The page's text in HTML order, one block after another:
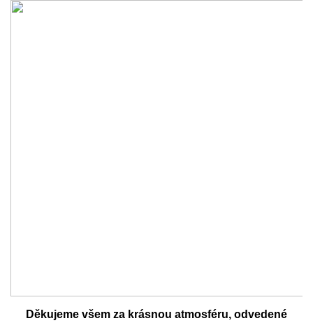
Děkujeme všem za krásnou atmosféru, odvedené